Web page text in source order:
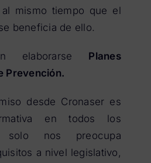
mismo tiempo que el
beneficia de ello.
elaborarse Planes
Prevención.
desde Cronaser es
en todos los
solo nos preocupa
a nivel legislativo,